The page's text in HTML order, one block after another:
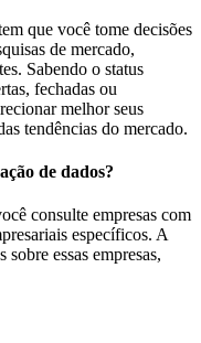
que você tome decisões
de mercado,
Sabendo o status
fechadas ou
melhor seus
tendências do mercado.
de dados?
consulte empresas com
específicos. A
essas empresas,